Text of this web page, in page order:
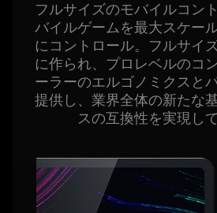
spoken;
visuals
additional
information.
フルサイズのモバイルコン
バイルゲームを最大スケー
にコントロール。フルサイ
に作られ、プロレベルのコ
ーラーのエルゴノミクスと
提供し、業界全体の新たな
スの互換性を実現し